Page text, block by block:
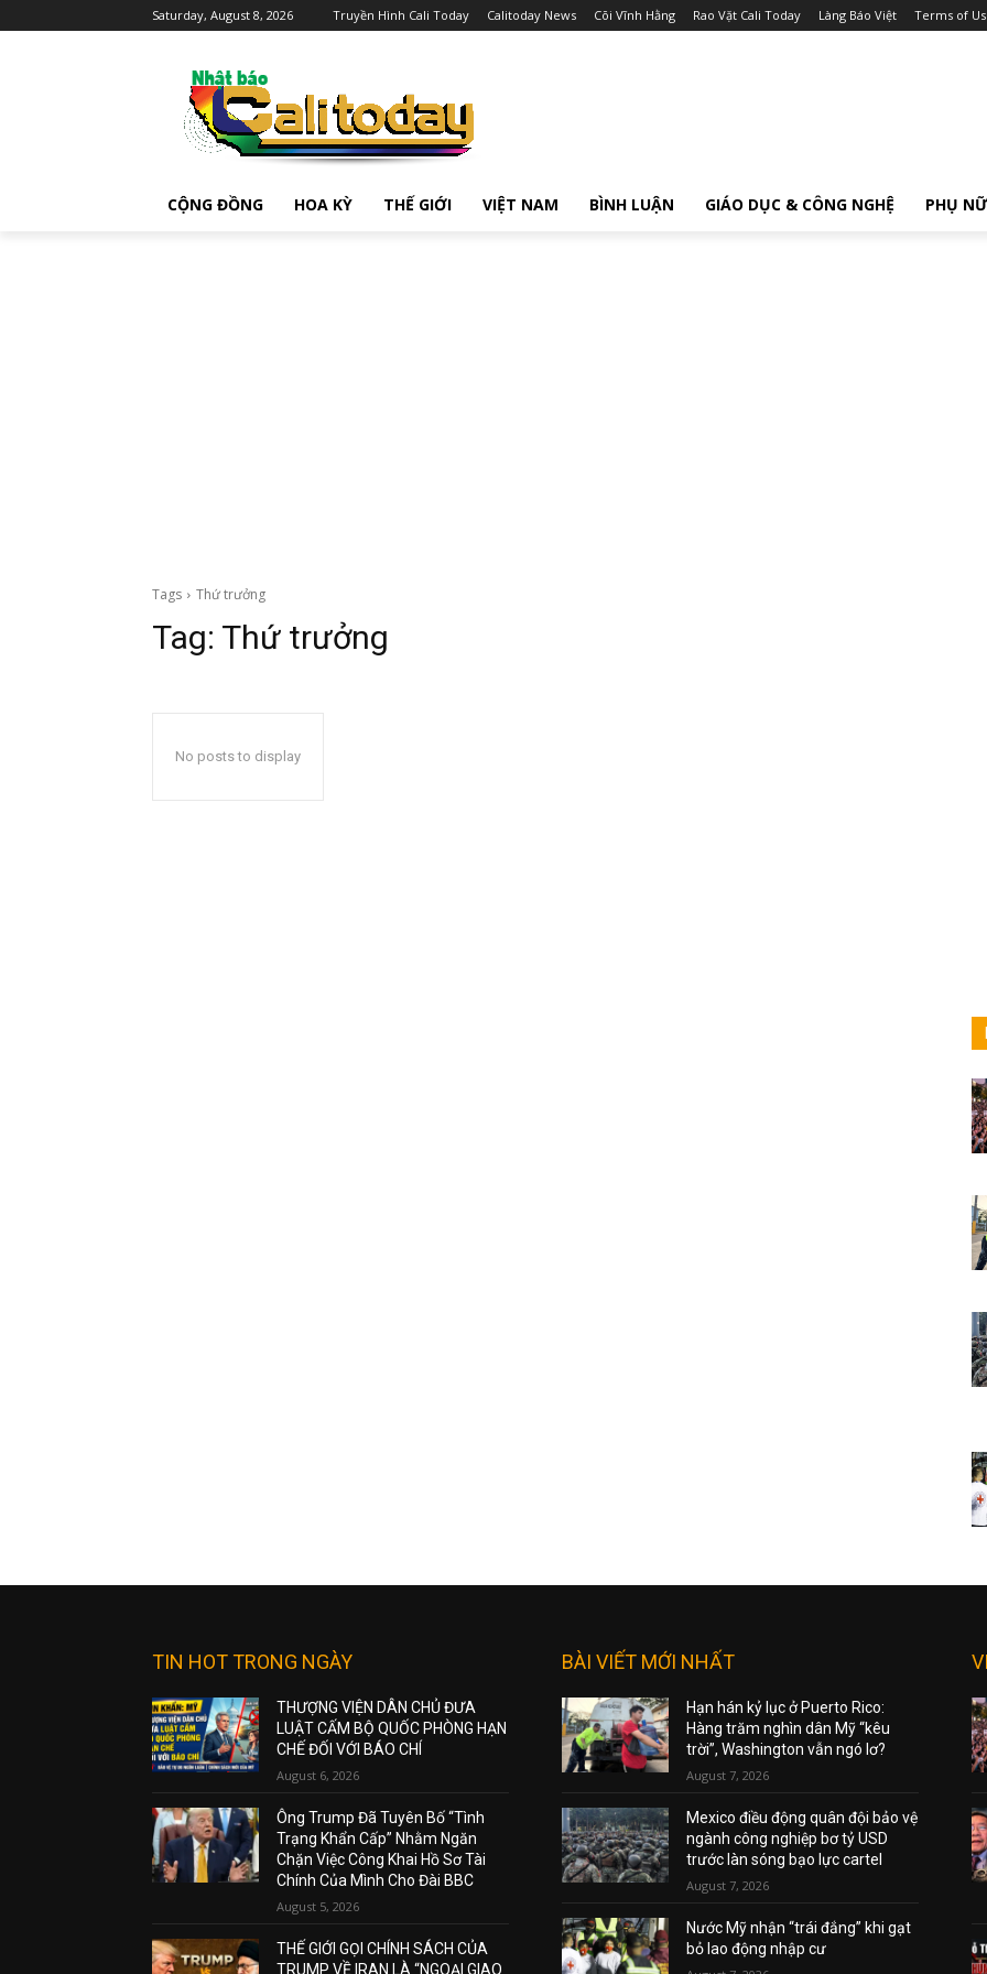
Saturday, August 8, 2026 Truyền Hình Cali Today Calitoday News Cõi Vĩnh Hằng Rao Vặt Cali Today Làng Báo Việt Terms of
CỘNG ĐỒNG HOA KỲ THẾ GIỚI VIỆT NAM BÌNH LUẬN GIÁO DỤC & CÔNG NGHỆ PHỤ NỮ
Tags Thứ trưởng
Tag: Thứ trưởng
No posts to display
TIN HOT TRONG NGÀY
THƯỢNG VIỆN DÂN CHỦ ĐƯA
LUẬT CẤM BỘ QUỐC PHÒNG HẠN
CHẾ ĐỐI VỚI BÁO CHÍ
August 6, 2026
Ông Trump Đã Tuyên Bố “Tình
Trạng Khẩn Cấp” Nhằm Ngăn
Chặn Việc Công Khai Hồ Sơ Tài
Chính Của Mình Cho Đài BBC
August 5, 2026
THẾ GIỚI GỌI CHÍNH SÁCH CỦA
TRUMP VỀ IRAN LÀ “NGOẠI GIAO
BÀI VIẾT MỚI NHẤT
Hạn hán kỷ lục ở Puerto Rico:
Hàng trăm nghìn dân Mỹ “kêu
trời”, Washington vẫn ngó lơ?
August 7, 2026
Mexico điều động quân đội bảo vệ
ngành công nghiệp bơ tỷ USD
trước làn sóng bạo lực cartel
August 7, 2026
Nước Mỹ nhận “trái đắng” khi gạt
bỏ lao động nhập cư